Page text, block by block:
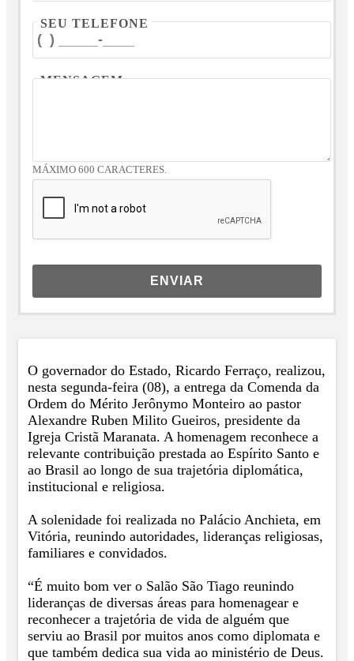
SEU TELEFONE
MENSAGEM
MÁXIMO 600 CARACTERES.
ENVIAR
O governador do Estado, Ricardo Ferraço, realizou,
nesta segunda-feira (08), a entrega da Comenda da
Ordem do Mérito Jerônymo Monteiro ao pastor
Alexandre Ruben Milito Gueiros, presidente da
Igreja Cristã Maranata. A homenagem reconhece a
relevante contribuição prestada ao Espírito Santo e
ao Brasil ao longo de sua trajetória diplomática,
institucional e religiosa.
A solenidade foi realizada no Palácio Anchieta, em
Vitória, reunindo autoridades, lideranças religiosas,
familiares e convidados.
“É muito bom ver o Salão São Tiago reunindo
lideranças de diversas áreas para homenagear e
reconhecer a trajetória de vida de alguém que
serviu ao Brasil por muitos anos como diplomata e
que também dedica sua vida ao ministério de Deus.